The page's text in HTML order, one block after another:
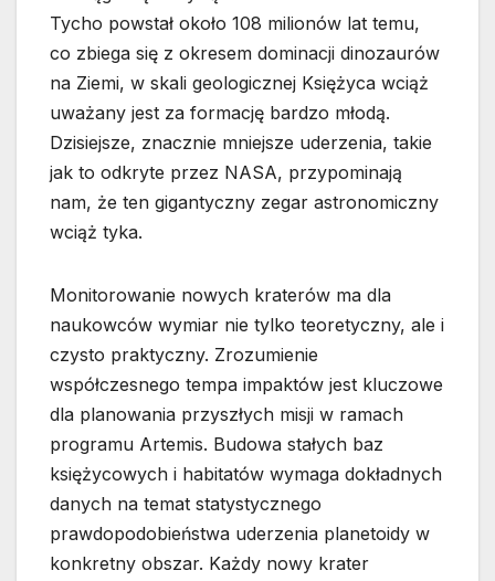
Tycho powstał około 108 milionów lat temu,
co zbiega się z okresem dominacji dinozaurów
na Ziemi, w skali geologicznej Księżyca wciąż
uważany jest za formację bardzo młodą.
Dzisiejsze, znacznie mniejsze uderzenia, takie
jak to odkryte przez NASA, przypominają
nam, że ten gigantyczny zegar astronomiczny
wciąż tyka.
Monitorowanie nowych kraterów ma dla
naukowców wymiar nie tylko teoretyczny, ale i
czysto praktyczny. Zrozumienie
współczesnego tempa impaktów jest kluczowe
dla planowania przyszłych misji w ramach
programu Artemis. Budowa stałych baz
księżycowych i habitatów wymaga dokładnych
danych na temat statystycznego
prawdopodobieństwa uderzenia planetoidy w
konkretny obszar. Każdy nowy krater